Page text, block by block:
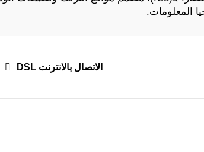
المعلومات.
الاتصال بالانترنت DSL